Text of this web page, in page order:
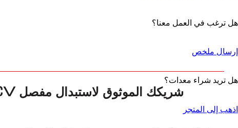
هل ترغب في العمل معنا؟
إرسال ملخص
هل تريد شراء معدات؟
اذهب إلى المتجر